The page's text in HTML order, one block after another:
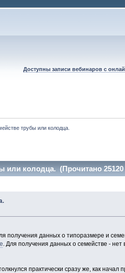
Доступны записи вебинаров с
трубы или колодца.
или колодца. (Прочитано 25120
получения данных о типоразмере и
. Для получения данных о семействе - нет
практически сразу же, как